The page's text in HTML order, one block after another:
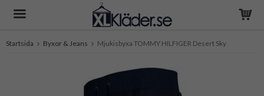
Startsida Byxor & Jeans Mjukisbyxa TOMMY HILFIGER Desert Sky